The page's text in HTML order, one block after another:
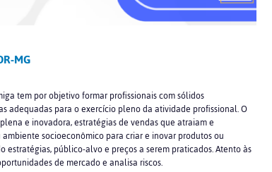
MG
tem por objetivo formar profissionais com sólidos
adequadas para o exercício pleno da atividade profissional. O
e inovadora, estratégias de vendas que atraiam e
socioeconômico para criar e inovar produtos ou
público-alvo e preços a serem praticados. Atento às
de mercado e analisa riscos.